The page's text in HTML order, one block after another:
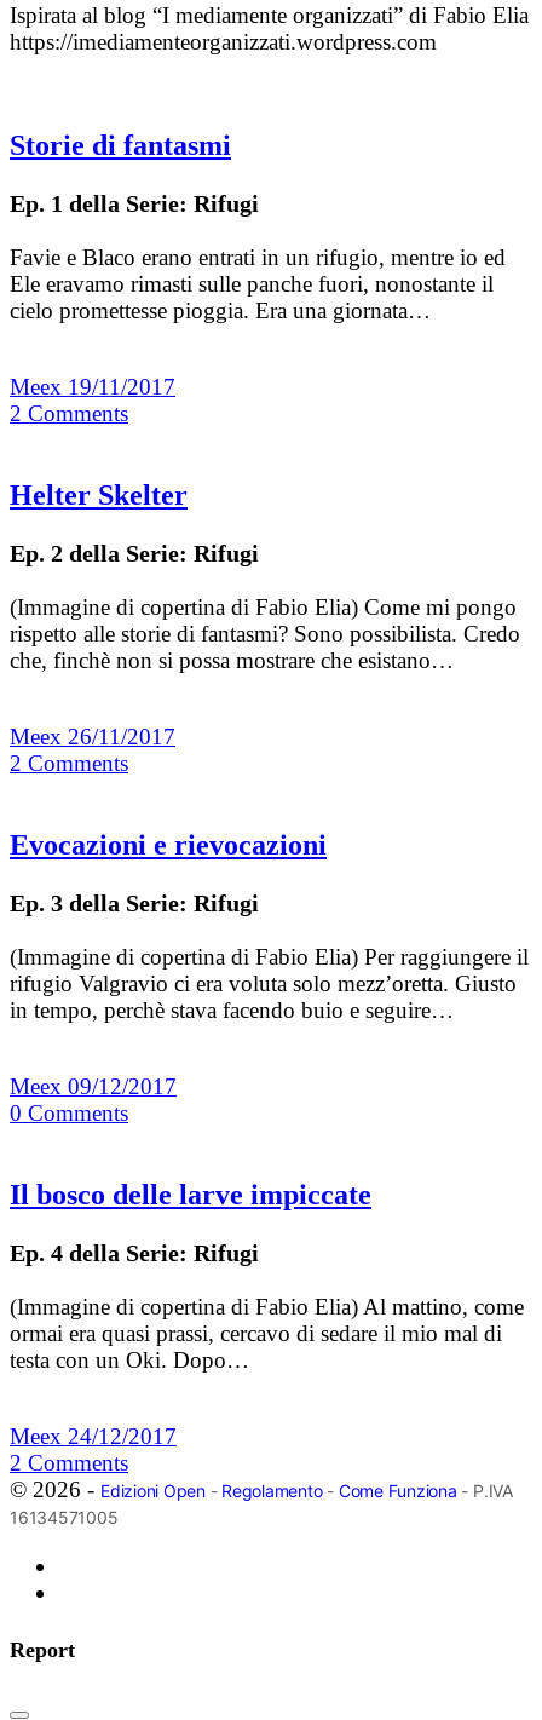
Ispirata al blog “I mediamente organizzati” di Fabio Elia
https://imediamenteorganizzati.wordpress.com
Storie di fantasmi
Ep. 1 della Serie: Rifugi
Favie e Blaco erano entrati in un rifugio, mentre io ed
Ele eravamo rimasti sulle panche fuori, nonostante il
cielo promettesse pioggia. Era una giornata…
Meex 19/11/2017
2 Comments
Helter Skelter
Ep. 2 della Serie: Rifugi
(Immagine di copertina di Fabio Elia) Come mi pongo
rispetto alle storie di fantasmi? Sono possibilista. Credo
che, finchè non si possa mostrare che esistano…
Meex 26/11/2017
2 Comments
Evocazioni e rievocazioni
Ep. 3 della Serie: Rifugi
(Immagine di copertina di Fabio Elia) Per raggiungere il
rifugio Valgravio ci era voluta solo mezz’oretta. Giusto
in tempo, perchè stava facendo buio e seguire…
Meex 09/12/2017
0 Comments
Il bosco delle larve impiccate
Ep. 4 della Serie: Rifugi
(Immagine di copertina di Fabio Elia) Al mattino, come
ormai era quasi prassi, cercavo di sedare il mio mal di
testa con un Oki. Dopo…
Meex 24/12/2017
2 Comments
© 2026 - Edizioni Open- Regolamento- Come Funziona - P.IVA
16134571005
Report